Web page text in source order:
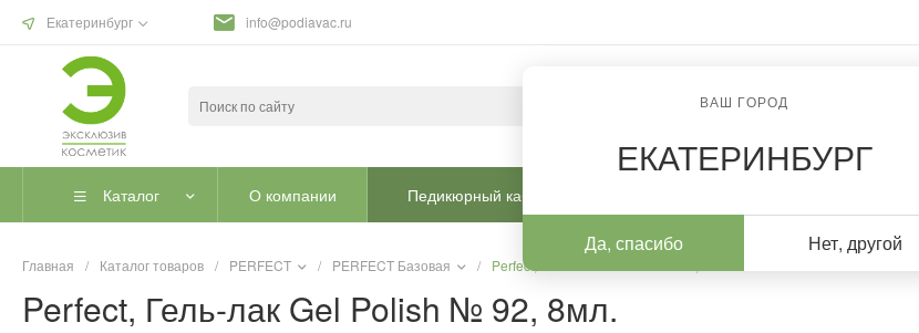
Екатеринбург
ВАШ ГОРОД
ЕКАТЕРИНБУРГ
Да, спасибо Нет, другой
info@podiavac.ru
Каталог О компании Педикюрный кабинет
Главная / Каталог товаров / PERFECT / PERFECT Базовая / Perfect, Гель-лак Gel Polish № 92, 8мл.
Perfect, Гель-лак Gel Polish № 92, 8мл.